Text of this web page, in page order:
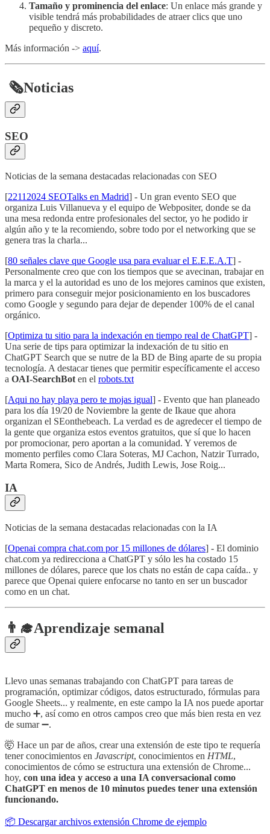
Tamaño y prominencia del enlace: Un enlace más grande y
visible tendrá más probabilidades de atraer clics que uno
pequeño y discreto.
Más información -> aquí.
🗞️Noticias
SEO
Noticias de la semana destacadas relacionadas con SEO
[22112024 SEOTalks en Madrid] - Un gran evento SEO que
organiza Luis Villanueva y el equipo de Webpositer, donde se da
una mesa redonda entre profesionales del sector, yo he podido ir
algún año y te la recomiendo, sobre todo por el networking que se
genera tras la charla...
[80 señales clave que Google usa para evaluar el E.E.E.A.T] -
Personalmente creo que con los tiempos que se avecinan, trabajar en
la marca y el la autoridad es uno de los mejores caminos que existen,
primero para conseguir mejor posicionamiento en los buscadores
como Google y segundo para dejar de depender 100% de el canal
orgánico.
[Optimiza tu sitio para la indexación en tiempo real de ChatGPT] -
Una serie de tips para optimizar la indexación de tu sitio en
ChatGPT Search que se nutre de la BD de Bing aparte de su propia
tecnología. A destacar tienes que permitir específicamente el acceso
a OAI-SearchBot en el robots.txt
[Aqui no hay playa pero te mojas igual] - Evento que han planeado
para los día 19/20 de Noviembre la gente de Ikaue que ahora
organizan el SEonthebeach. La verdad es de agredecer el tiempo de
la gente que organiza estos eventos gratuitos, que sí que lo hacen
por promocionar, pero aportan a la comunidad. Y veremos de
momento perfiles como Clara Soteras, MJ Cachon, Natzir Turrado,
Marta Romera, Sico de Andrés, Judith Lewis, Jose Roig...
IA
Noticias de la semana destacadas relacionadas con la IA
[Openai compra chat.com por 15 millones de dólares] - El dominio
chat.com ya redirecciona a ChatGPT y sólo les ha costado 15
millones de dólares, parece que los chats no están de capa caída.. y
parece que Openai quiere enfocarse no tanto en ser un buscador
como en un chat.
👨‍🎓Aprendizaje semanal
Llevo unas semanas trabajando con ChatGPT para tareas de
programación, optimizar códigos, datos estructurado, fórmulas para
Google Sheets... y realmente, en este campo la IA nos puede aportar
mucho ➕, así como en otros campos creo que más bien resta en vez
de sumar ➖.
🤯 Hace un par de años, crear una extensión de este tipo te requería
tener conocimientos en Javascript, conocimientos en HTML,
conocimientos de cómo se estructura una extensión de Chrome...
hoy, con una idea y acceso a una IA conversacional como
ChatGPT en menos de 10 minutos puedes tener una extensión
funcionando.
📦 Descargar archivos extensión Chrome de ejemplo